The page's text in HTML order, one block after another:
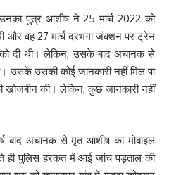
उनका पुत्र आशीष ने 25 मार्च 2022 को
और वह 27 मार्च दरभंगा जंक्शन पर ट्रेन
को दी थी। लेकिन, उसके बाद अचानक से
उसके उसकी कोई जानकारी नहीं मिल पा
खोजबीन की। लेकिन, कुछ जानकारी नहीं
बाद अचानक से मृत आशीष का मोबाइल
ही पुलिस हरकत में आई जांच पड़ताल की